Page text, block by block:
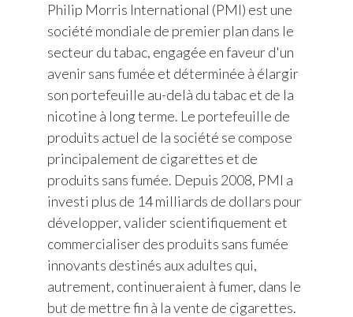
Philip Morris International (PMI) est une
société mondiale de premier plan dans le
secteur du tabac, engagée en faveur d'un
avenir sans fumée et déterminée à élargir
son portefeuille au-delà du tabac et de la
nicotine à long terme. Le portefeuille de
produits actuel de la société se compose
principalement de cigarettes et de
produits sans fumée. Depuis 2008, PMI a
investi plus de 14 milliards de dollars pour
développer, valider scientifiquement et
commercialiser des produits sans fumée
innovants destinés aux adultes qui,
autrement, continueraient à fumer, dans le
but de mettre fin à la vente de cigarettes.